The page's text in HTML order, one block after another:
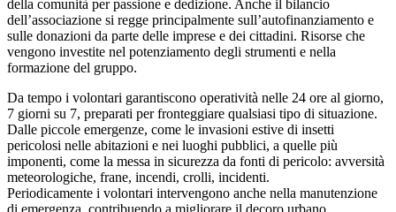
della comunità per passione e dedizione. Anche il bilancio
dell’associazione si regge principalmente sull’autofinanziamento e
sulle donazioni da parte delle imprese e dei cittadini. Risorse che
vengono investite nel potenziamento degli strumenti e nella
formazione del gruppo.
Da tempo i volontari garantiscono operatività nelle 24 ore al giorno,
7 giorni su 7, preparati per fronteggiare qualsiasi tipo di situazione.
Dalle piccole emergenze, come le invasioni estive di insetti
pericolosi nelle abitazioni e nei luoghi pubblici, a quelle più
imponenti, come la messa in sicurezza da fonti di pericolo: avversità
meteorologiche, frane, incendi, crolli, incidenti.
Periodicamente i volontari intervengono anche nella manutenzione
di emergenza, contribuendo a migliorare il decoro urbano.